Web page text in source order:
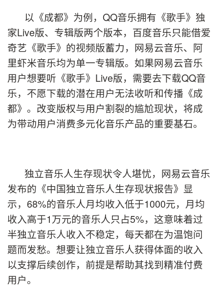
以《成都》为例，QQ音乐拥有《歌手》独
家Live版、专辑版两个版本，百度音乐只能借爱
奇艺《歌手》的视频版蓄力，网易云音乐、阿
里虾米音乐均为单一专辑版。如果网易云音乐
用户想要听《歌手》Live版，需要去下载QQ音
乐，不愿下载的潜在用户无法收听和传播《成
都》。改变版权与用户割裂的尴尬现状，将成
为带动用户消费多元化音乐产品的重要基石。
独立音乐人生存现状令人堪忧，网易云音乐
发布的《中国独立音乐人生存现状报告》显
示，68%的音乐人月均收入低于1000元，月均
收入高于1万元的音乐人只占5%，这意味着过
半独立音乐人收入不稳定，每天都在为温饱问
题而发愁。想要让独立音乐人获得体面的收入
以支撑后续创作，前提是帮助其找到精准付费
用户。